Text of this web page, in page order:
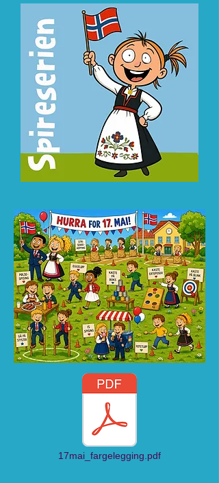
17mai_fargelegging.pdf